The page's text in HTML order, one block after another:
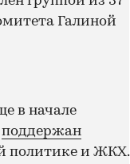
Галиной
в начале
поддержан
политике и ЖКХ.